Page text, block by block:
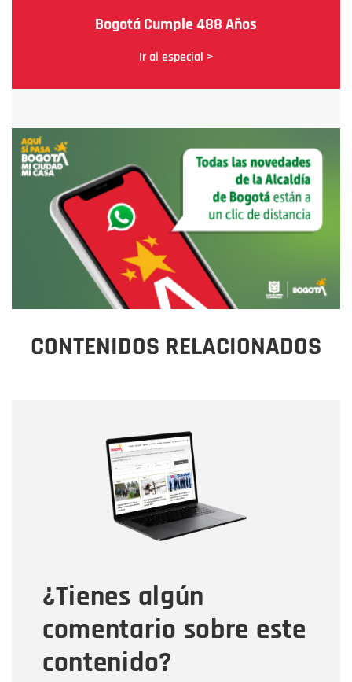
Bogotá Cumple 488 Años
Ir al especial >
CONTENIDOS RELACIONADOS
¿Tienes algún
comentario sobre este
contenido?
Correo electrónico
Tipo de comentario
Mensaje